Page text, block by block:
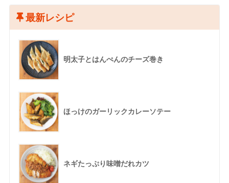
最新レシピ
明太子とはんぺんのチーズ巻き
ほっけのガーリックカレーソテー
ネギたっぷり味噌だれカツ